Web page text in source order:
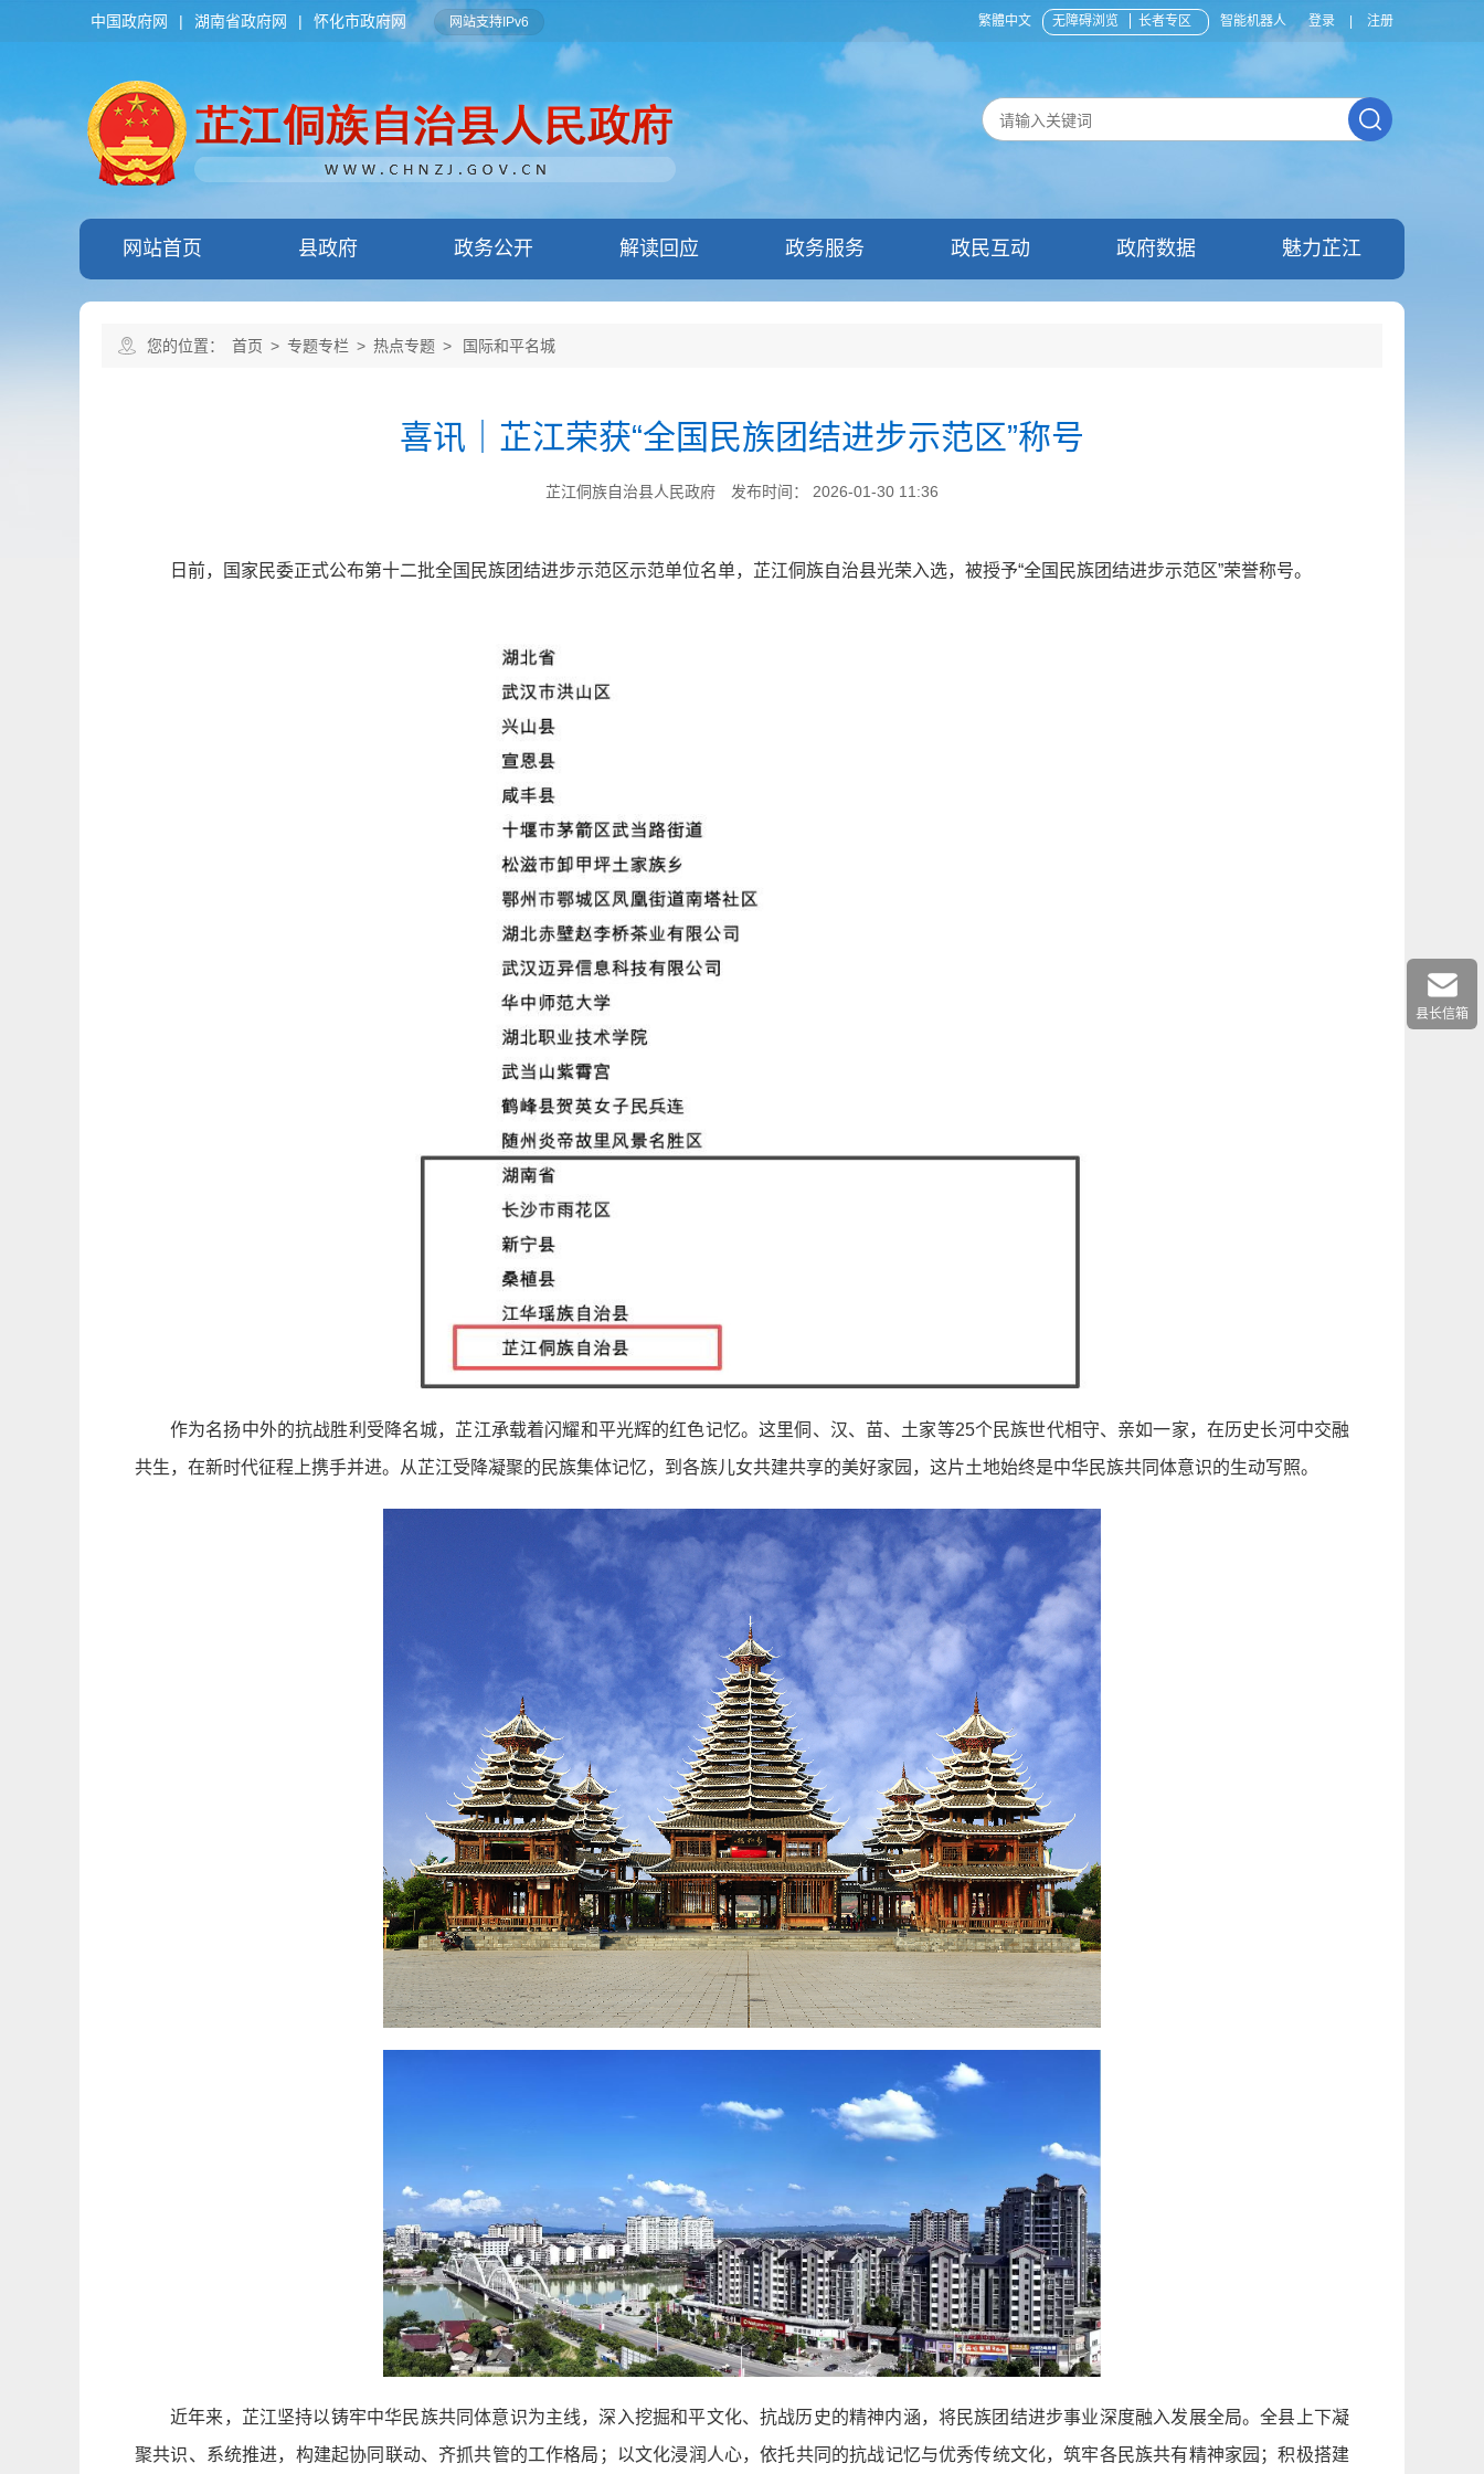
繁體中文 无障碍浏览 长者专区 智能机器人 登录 注册
中国政府网 | 湖南省政府网 | 怀化市政府网 网站支持IPv6
网站首页 县政府 政务公开 解读回应 政务服务 政民互动 政府数据 魅力芷江
您的位置： 首页 > 专题专栏 > 热点专题 > 国际和平名城
喜讯｜芷江荣获“全国民族团结进步示范区”称号
芷江侗族自治县人民政府 发布时间： 2026-01-30 11:36
日前，国家民委正式公布第十二批全国民族团结进步示范区示范单位名单，芷江侗族自治县光荣入选，被授予“全国民族团结进步示范区”荣誉称号。
作为名扬中外的抗战胜利受降名城，芷江承载着闪耀和平光辉的红色记忆。这里侗、汉、苗、土家等25个民族世代相守、亲如一家，在历史长河中交融
共生，在新时代征程上携手并进。从芷江受降凝聚的民族集体记忆，到各族儿女共建共享的美好家园，这片土地始终是中华民族共同体意识的生动写照。
近年来，芷江坚持以铸牢中华民族共同体意识为主线，深入挖掘和平文化、抗战历史的精神内涵，将民族团结进步事业深度融入发展全局。全县上下凝
聚共识、系统推进，构建起协同联动、齐抓共管的工作格局；以文化浸润人心，依托共同的抗战记忆与优秀传统文化，筑牢各民族共有精神家园；积极搭建
县长信箱